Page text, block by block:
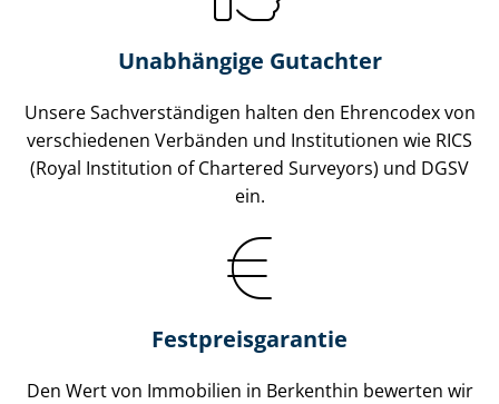
Unabhängige Gutachter
Unsere Sach­ver­stän­di­gen halten den Ehrencodex von
verschiedenen Verbänden und Institutionen wie RICS
(Royal Institution of Chartered Surveyors) und DGSV
ein.
Festpreis​garantie
Den Wert von Immobilien in Berkenthin bewerten wir